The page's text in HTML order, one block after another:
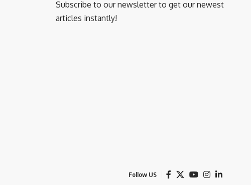
Subscribe to our newsletter to get our newest
articles instantly!
Follow US